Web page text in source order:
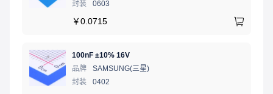
封装 0603
￥0.0715
100nF ±10% 16V
品牌
SAMSUNG(三星)
封装
0402